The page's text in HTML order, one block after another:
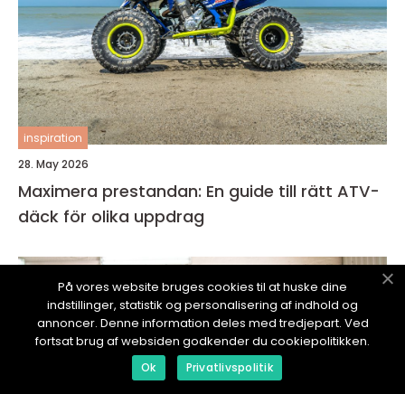
inspiration
28. May 2026
Maximera prestandan: En guide till rätt ATV-
däck för olika uppdrag
På vores website bruges cookies til at huske dine
indstillinger, statistik og personalisering af indhold og
annoncer. Denne information deles med tredjepart. Ved
fortsat brug af websiden godkender du cookiepolitikken.
Ok Privatlivspolitik